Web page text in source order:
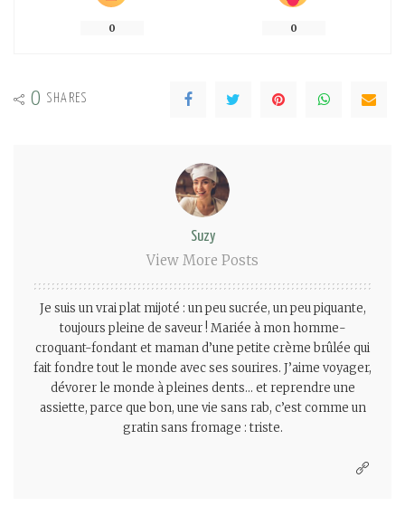
0 0
0 SHARES
Suzy
View More Posts
Je suis un vrai plat mijoté : un peu sucrée, un peu piquante,
toujours pleine de saveur ! Mariée à mon homme-
croquant-fondant et maman d’une petite crème brûlée qui
fait fondre tout le monde avec ses sourires. J’aime voyager,
dévorer le monde à pleines dents… et reprendre une
assiette, parce que bon, une vie sans rab, c’est comme un
gratin sans fromage : triste.